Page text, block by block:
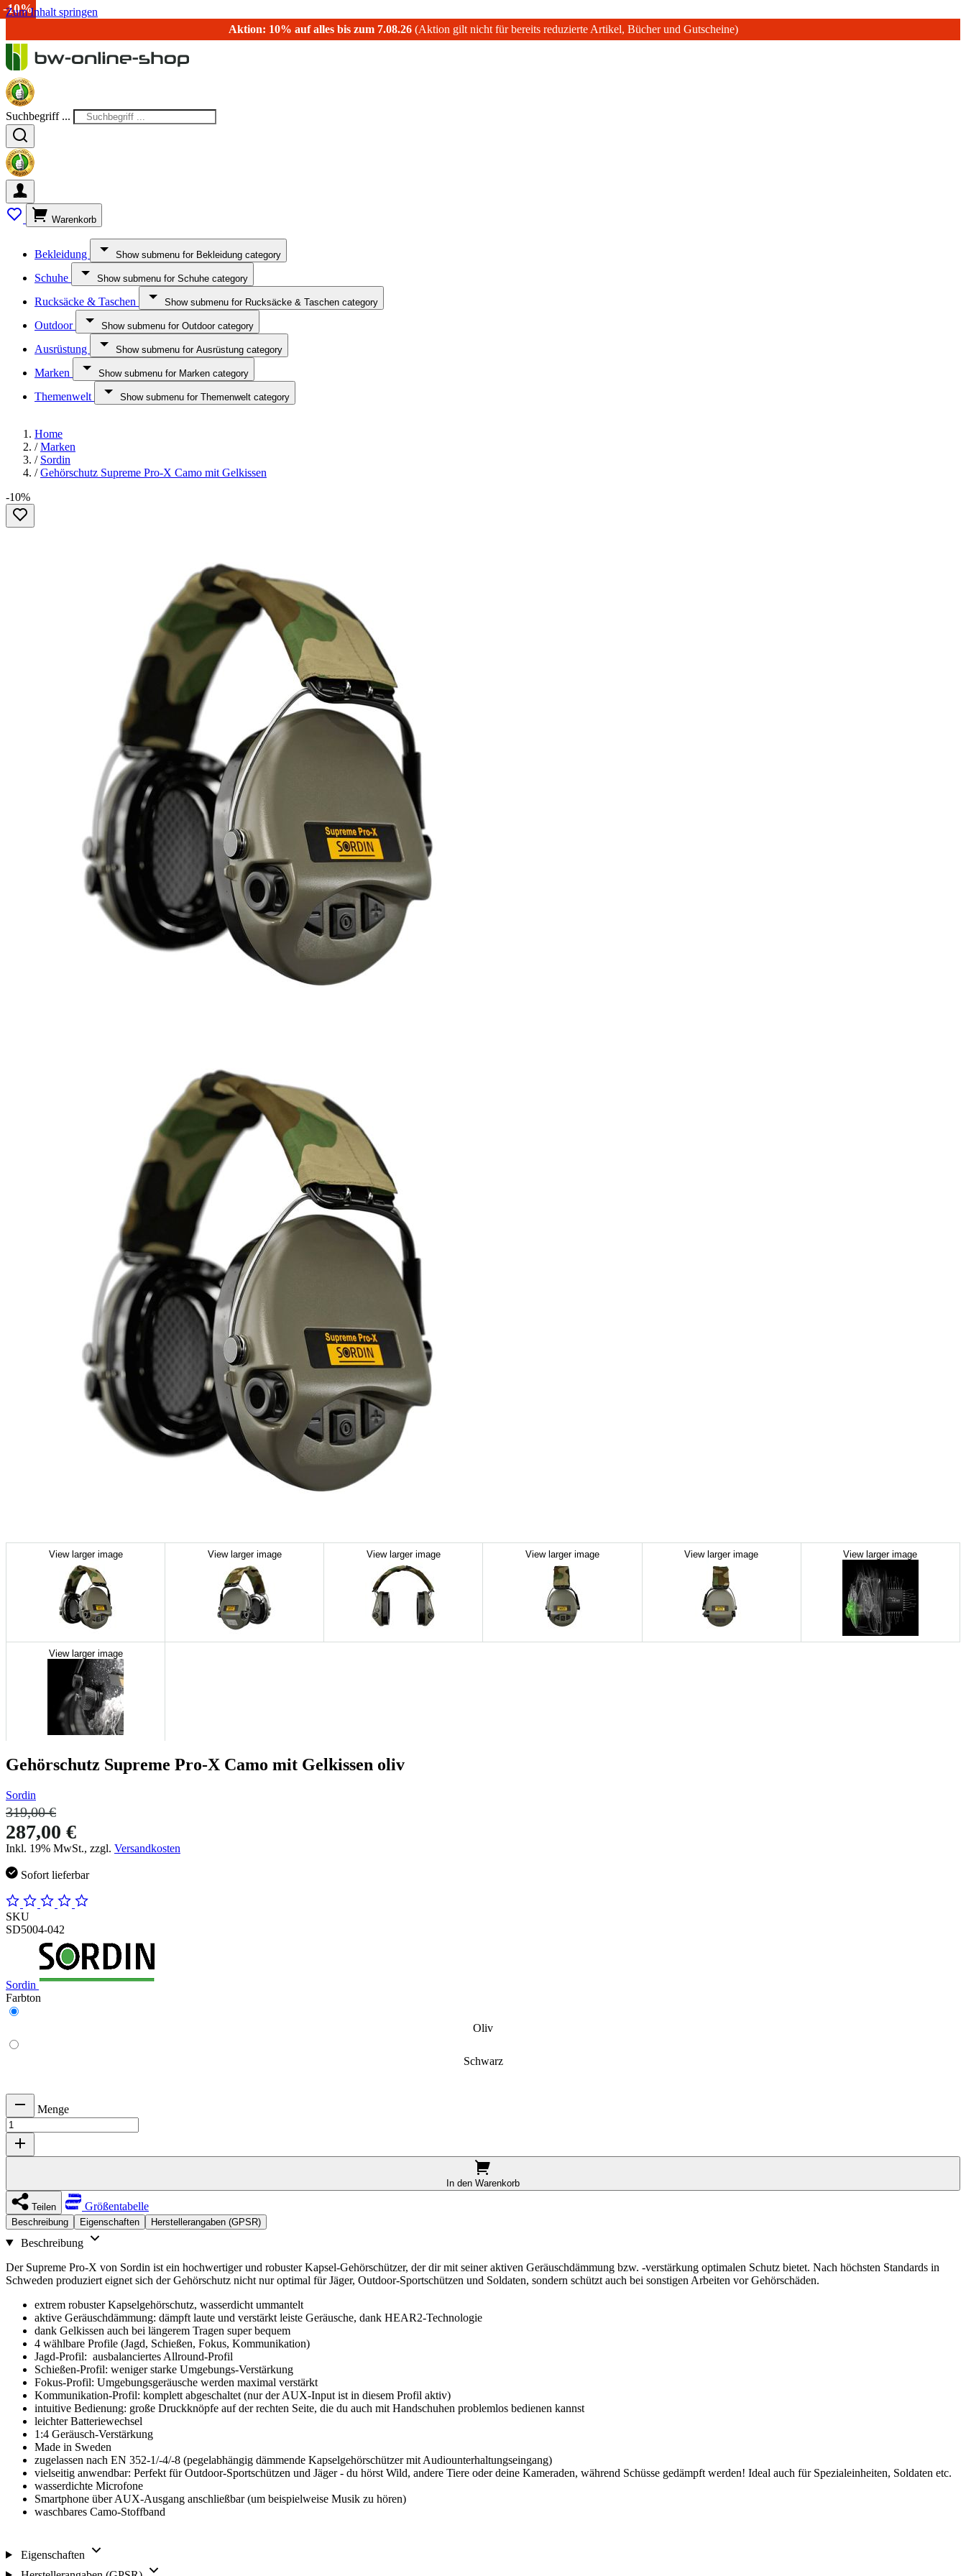
Zum Inhalt springen
Aktion: 10% auf alles bis zum 7.08.26(Aktion gilt nicht für bereits reduzierte Artikel, Bücher und Gutscheine)
Suchbegriff ...
Warenkorb
Bekleidung Show submenu for Bekleidung category
Schuhe Show submenu for Schuhe category
Rucksäcke & Taschen Show submenu for Rucksäcke & Taschen category
Outdoor Show submenu for Outdoor category
Ausrüstung Show submenu for Ausrüstung category
Marken Show submenu for Marken category
Themenwelt Show submenu for Themenwelt category
Home
/ Marken
/ Sordin
/ Gehörschutz Supreme Pro-X Camo mit Gelkissen
-10%
View larger image View larger image View larger image View larger image View larger image View larger image
View larger image
Gehörschutz Supreme Pro-X Camo mit Gelkissen oliv
Sordin
319,00 €
287,00 €
Inkl. 19% MwSt., zzgl. Versandkosten
Sofort lieferbar
SKU
SD5004-042
Sordin
Farbton
Oliv
Schwarz
Menge
In den Warenkorb
Teilen Größentabelle
Beschreibung Eigenschaften Herstellerangaben (GPSR)
Beschreibung
Der Supreme Pro-X von Sordin ist ein hochwertiger und robuster Kapsel-Gehörschützer, der dir mit seiner aktiven Geräuschdämmung bzw. -verstärkung optimalen Schutz bietet. Nach höchsten Standards in
Schweden produziert eignet sich der Gehörschutz nicht nur optimal für Jäger, Outdoor-Sportschützen und Soldaten, sondern schützt auch bei sonstigen Arbeiten vor Gehörschäden.
extrem robuster Kapselgehörschutz, wasserdicht ummantelt
aktive Geräuschdämmung: dämpft laute und verstärkt leiste Geräusche, dank HEAR2-Technologie
dank Gelkissen auch bei längerem Tragen super bequem
4 wählbare Profile (Jagd, Schießen, Fokus, Kommunikation)
Jagd-Profil: ausbalanciertes Allround-Profil
Schießen-Profil: weniger starke Umgebungs-Verstärkung
Fokus-Profil: Umgebungsgeräusche werden maximal verstärkt
Kommunikation-Profil: komplett abgeschaltet (nur der AUX-Input ist in diesem Profil aktiv)
intuitive Bedienung: große Druckknöpfe auf der rechten Seite, die du auch mit Handschuhen problemlos bedienen kannst
leichter Batteriewechsel
1:4 Geräusch-Verstärkung
Made in Sweden
zugelassen nach EN 352-1/-4/-8 (pegelabhängig dämmende Kapselgehörschützer mit Audiounterhaltungseingang)
vielseitig anwendbar: Perfekt für Outdoor-Sportschützen und Jäger - du hörst Wild, andere Tiere oder deine Kameraden, während Schüsse gedämpft werden! Ideal auch für Spezialeinheiten, Soldaten etc.
wasserdichte Microfone
Smartphone über AUX-Ausgang anschließbar (um beispielweise Musik zu hören)
waschbares Camo-Stoffband
Eigenschaften
-10%
-10%
-10%
-10%
-10%
-10%
-10%